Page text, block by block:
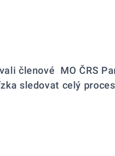
členové MO ČRS
sledovat celý